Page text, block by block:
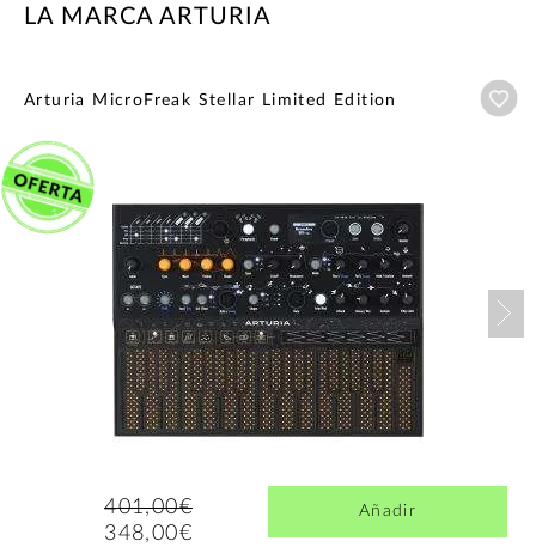
LA MARCA ARTURIA
Arturia MicroFreak Stellar Limited Edition
401,00€
348,00€
Añadir